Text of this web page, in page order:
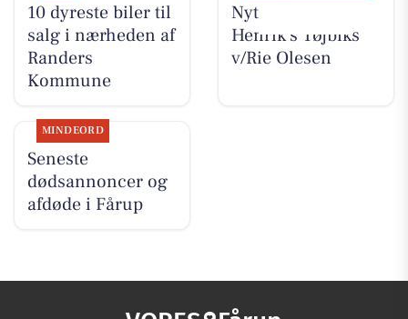
10 dyreste biler til
salg i nærheden af
Randers
Kommune
Nyt fra Rie &
Henrik's Tøjbiks
v/Rie Olesen
MINDEORD
Seneste
dødsannoncer og
afdøde i Fårup